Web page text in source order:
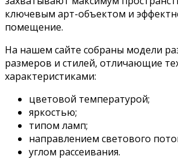
ключевым арт-объектом и
помещение.
На нашем сайте собраны модели
размеров и стилей, отличающие
характеристиками:
цветовой температурой;
яркостью;
типом ламп;
направлением светового
углом рассеивания.